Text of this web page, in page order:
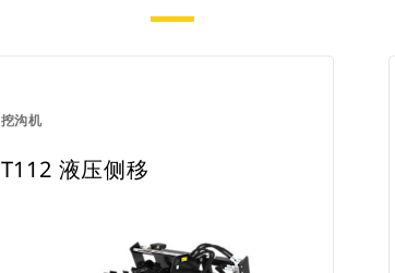
挖沟机
T112 液压侧移